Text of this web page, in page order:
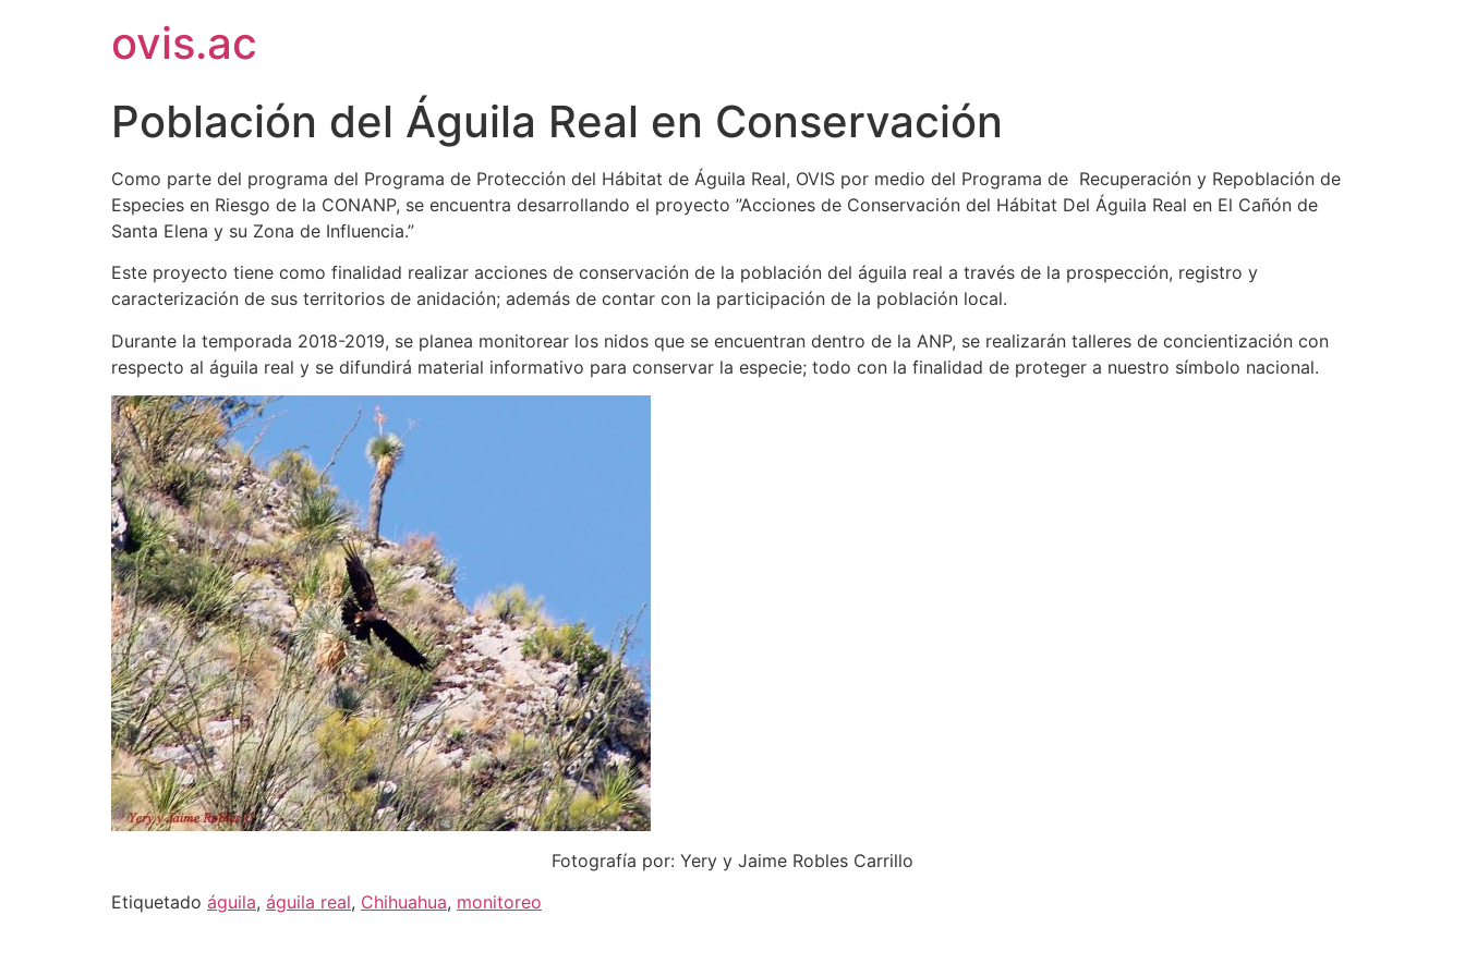
ovis.ac
Población del Águila Real en Conservación
Como parte del programa del Programa de Protección del Hábitat de Águila Real, OVIS por medio del Programa de Recuperación y Repoblación de
Especies en Riesgo de la CONANP, se encuentra desarrollando el proyecto ”Acciones de Conservación del Hábitat Del Águila Real en El Cañón de
Santa Elena y su Zona de Influencia.”
Este proyecto tiene como finalidad realizar acciones de conservación de la población del águila real a través de la prospección, registro y
caracterización de sus territorios de anidación; además de contar con la participación de la población local.
Durante la temporada 2018-2019, se planea monitorear los nidos que se encuentran dentro de la ANP, se realizarán talleres de concientización con
respecto al águila real y se difundirá material informativo para conservar la especie; todo con la finalidad de proteger a nuestro símbolo nacional.
Fotografía por: Yery y Jaime Robles Carrillo
Etiquetado águila, águila real, Chihuahua, monitoreo